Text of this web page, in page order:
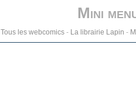
Mini
Tous les webcomics- La librairie Lapin -